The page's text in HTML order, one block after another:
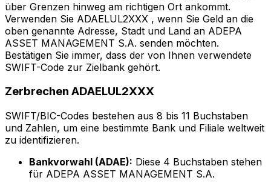
über Grenzen hinweg am richtigen Ort ankommt.
Verwenden Sie ADAELUL2XXX , wenn Sie Geld an die
oben genannte Adresse, Stadt und Land an ADEPA
ASSET MANAGEMENT S.A. senden möchten.
Bestätigen Sie immer, dass der von Ihnen verwendete
SWIFT-Code zur Zielbank gehört.
Zerbrechen ADAELUL2XXX
SWIFT/BIC-Codes bestehen aus 8 bis 11 Buchstaben
und Zahlen, um eine bestimmte Bank und Filiale weltweit
zu identifizieren.
Bankvorwahl (ADAE): Diese 4 Buchstaben stehen
für ADEPA ASSET MANAGEMENT S.A.